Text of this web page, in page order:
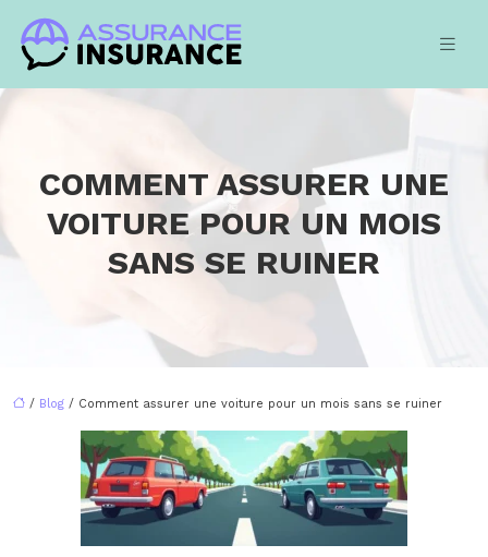
COMMENT ASSURER UNE
VOITURE POUR UN MOIS
SANS SE RUINER
/ Blog / Comment assurer une voiture pour un mois sans se ruiner